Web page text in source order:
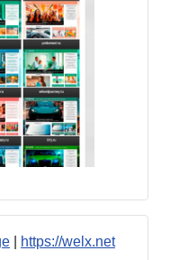
https://welx.net